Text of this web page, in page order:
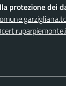
protezione dei